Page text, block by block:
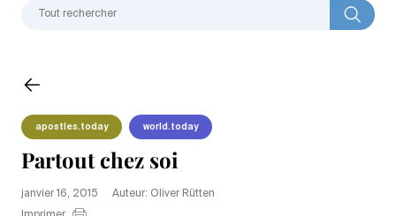
apostles.today world.today
Partout chez soi
janvier 16, 2015
Auteur: Oliver Rütten